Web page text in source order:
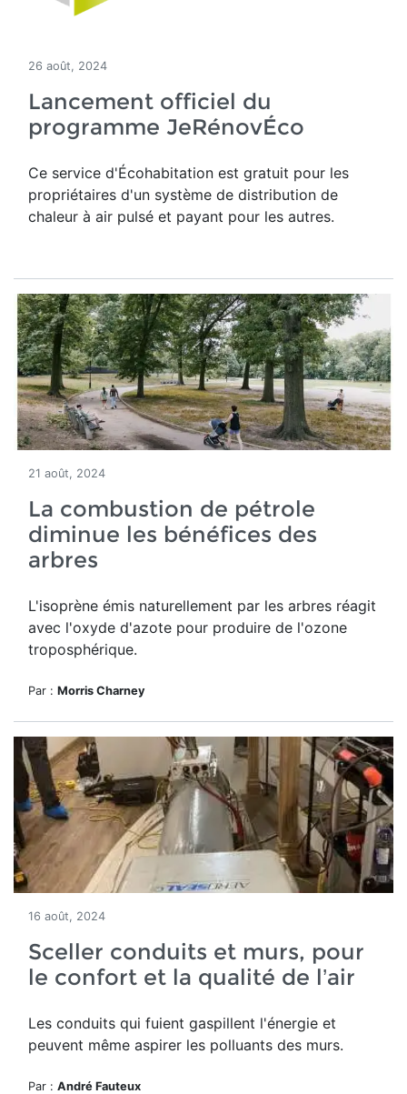
26 août, 2024
Lancement officiel du
programme JeRénovÉco
Ce service d'Écohabitation est gratuit pour les
propriétaires d'un système de distribution de
chaleur à air pulsé et payant pour les autres.
21 août, 2024
La combustion de pétrole
diminue les bénéfices des
arbres
L'isoprène émis naturellement par les arbres réagit
avec l'oxyde d'azote pour produire de l'ozone
troposphérique.
Par : Morris Charney
16 août, 2024
Sceller conduits et murs, pour
le confort et la qualité de l’air
Les conduits qui fuient gaspillent l'énergie et
peuvent même aspirer les polluants des murs.
Par : André Fauteux